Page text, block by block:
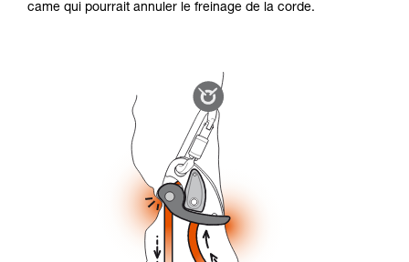
came qui pourrait annuler le freinage de la corde.